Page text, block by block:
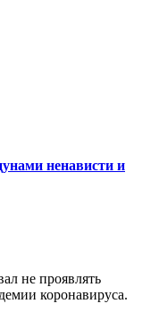
ненависти и
не проявлять
коронавируса.